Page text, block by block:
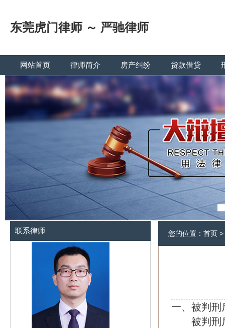
东莞虎门律师 ～ 严驰律师
网站首页 律师简介 房产纠纷 货款借贷
联系律师 您的位置： 首页 >
一、被判刑
被判刑后